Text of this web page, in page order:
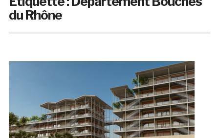
du Rhône